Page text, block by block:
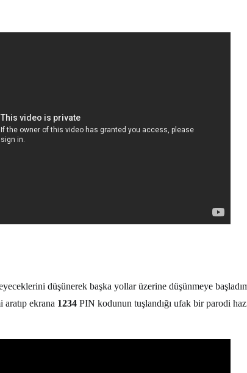
düşünerek başka yollar üzerine düşünmeye
aratıp ekrana 1234 PIN kodunun tuşlandığı ufak bir parodi